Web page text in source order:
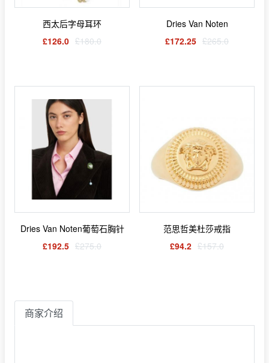
西太后字母耳环
£126.0 £180.0
Dries Van Noten
£172.25 £265.0
Dries Van Noten葡萄石胸针
£192.5 £275.0
范思哲美杜莎戒指
£94.2 £157.0
商家介绍